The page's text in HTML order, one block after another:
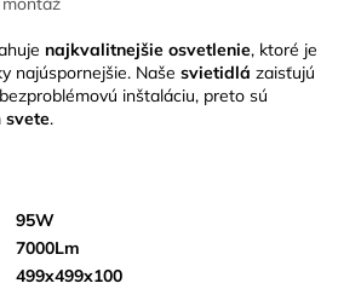
najkvalitnejšie osvetlenie, ktoré je
najúspornejšie. Naše svietidlá zaisťujú
inštaláciu, preto sú
svete.
95W
7000Lm
499x499x100